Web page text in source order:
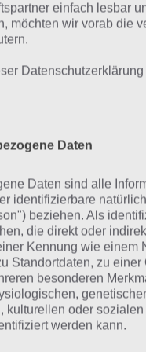
Level
Doors wird schon
zu Level 52. Dabei
gelb, braun und
verschiedenen
nicht schlüssig,
einfach lesbar
möchten wir vorab die
Daten
Daten sind alle
identifizierbare
beziehen. Als
die direkt oder
Kennung wie einem
Standortdaten, zu
besonderen
kulturellen oder
werden kann.